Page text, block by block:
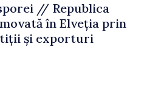
// Republica
în Elveția prin
și exporturi